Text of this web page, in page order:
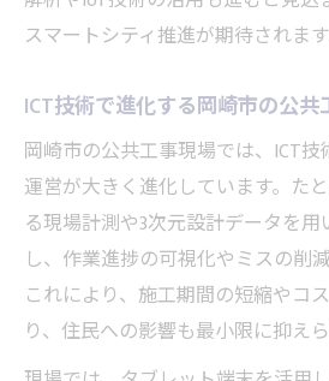
スマートシティ推進が期待されます
ICT技術で進化する岡崎市の公共
岡崎市の公共工事現場では、ICT
運営が大きく進化しています。た
る現場計測や3次元設計データを
し、作業進捗の可視化やミスの削
これにより、施工期間の短縮やコ
り、住民への影響も最小限に抑え